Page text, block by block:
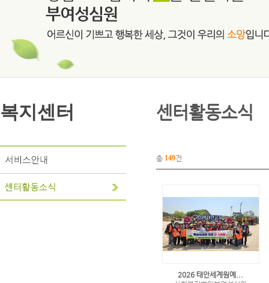
복지센터 센터활동소식
총 149건
2026 태안세계원예...